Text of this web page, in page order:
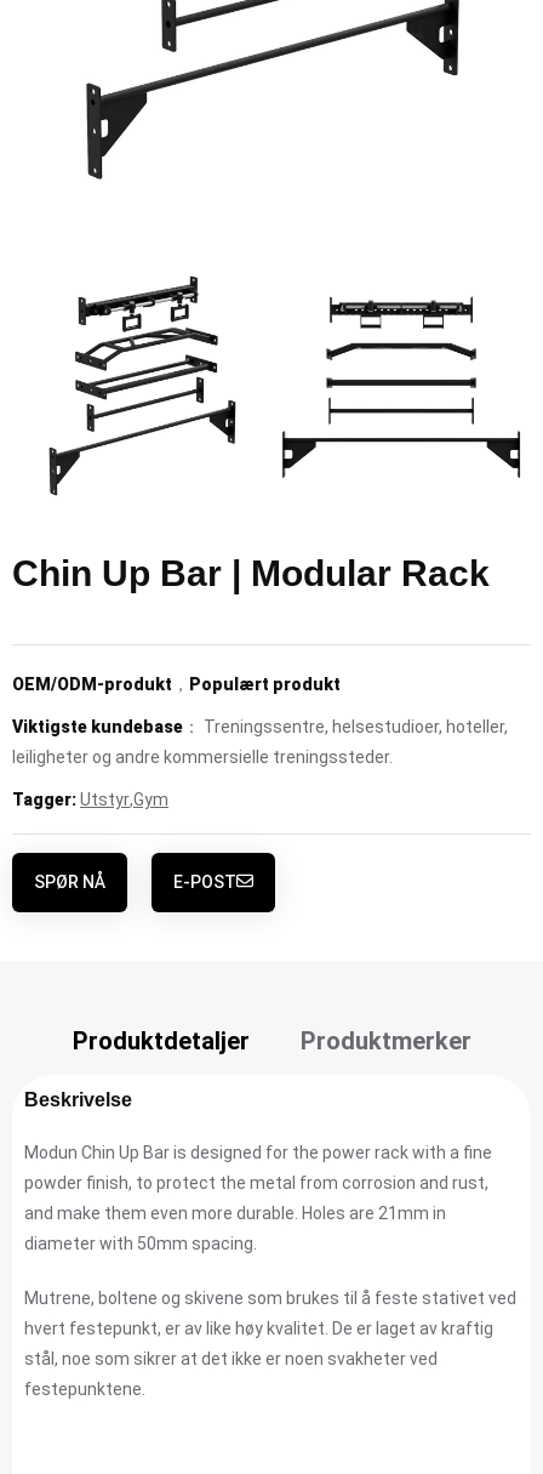
Chin Up Bar | Modular Rack
OEM/ODM-produkt ， Populært produkt
Viktigste kundebase ： Treningssentre, helsestudioer, hoteller,
leiligheter og andre kommersielle treningssteder.
Tagger:Utstyr,Gym
SPØR NÅ E-POST
Produktdetaljer Produktmerker
Beskrivelse
Modun Chin Up Bar is designed for the power rack with a fine
powder finish, to protect the metal from corrosion and rust,
and make them even more durable. Holes are 21mm in
diameter with 50mm spacing.
Mutrene, boltene og skivene som brukes til å feste stativet ved
hvert festepunkt, er av like høy kvalitet. De er laget av kraftig
stål, noe som sikrer at det ikke er noen svakheter ved
festepunktene.